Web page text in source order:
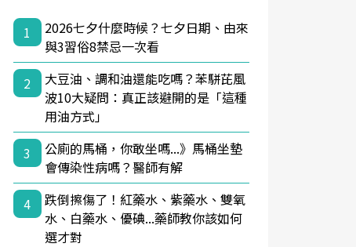
1
2026七夕什麼時候？七夕日期、由來
與3習俗8禁忌一次看
2
大豆油、調和油還能吃嗎？苯駢芘風
波10大疑問：真正該避開的是「這種
用油方式」
3
公廁的馬桶，你敢坐嗎...》馬桶坐墊
會傳染性病嗎？醫師有解
4
跌倒擦傷了！紅藥水、紫藥水、雙氧
水、白藥水、優碘...藥師教你該如何
選才對